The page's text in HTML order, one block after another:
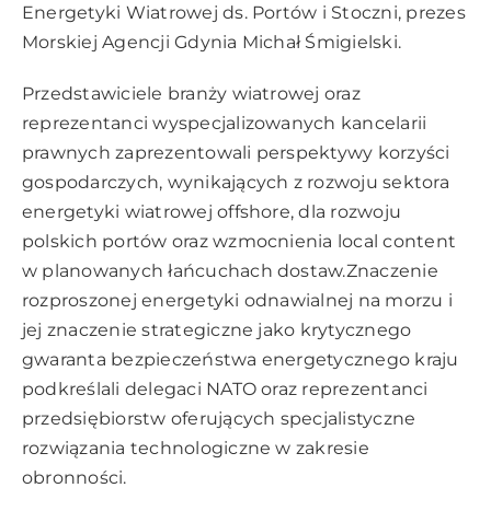
Energetyki Wiatrowej ds. Portów i Stoczni, prezes
Morskiej Agencji Gdynia Michał Śmigielski.
Przedstawiciele branży wiatrowej oraz
reprezentanci wyspecjalizowanych kancelarii
prawnych zaprezentowali perspektywy korzyści
gospodarczych, wynikających z rozwoju sektora
energetyki wiatrowej offshore, dla rozwoju
polskich portów oraz wzmocnienia local content
w planowanych łańcuchach dostaw.Znaczenie
rozproszonej energetyki odnawialnej na morzu i
jej znaczenie strategiczne jako krytycznego
gwaranta bezpieczeństwa energetycznego kraju
podkreślali delegaci NATO oraz reprezentanci
przedsiębiorstw oferujących specjalistyczne
rozwiązania technologiczne w zakresie
obronności.